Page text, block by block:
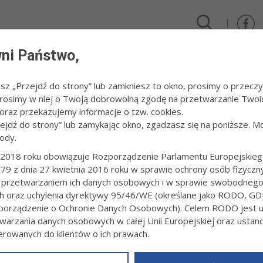
bezpieczeństwo online
ZADBAJ O SWOJE
Redakcja tarnow.pl
poruszać się po internecie, rozpoznawać oszustwa online i
warsztaty „Hoffmanówka Seniorom”, przygotowane z myślą o
Podstawową nr 1 im. Klementyny Hoffmanowej w Tarnowie. Trwają
Państwo,
„Przejdź do strony” lub zamkniesz to okno, prosimy o
w niej o Twoją dobrowolną zgodę na przetwarzanie
przekazujemy informacje o tzw. cookies.
do strony” lub zamykając okno, zgadzasz się na poniższe.
roku obowiązuje Rozporządzenie Parlamentu
z dnia 27 kwietnia 2016 roku w sprawie ochrony osób
ich danych osobowych i w sprawie
oraz uchylenia dyrektywy 95/46/WE (określane jako RODO,
o Ochronie Danych Osobowych). Celem RODO jest
danych osobowych w całej Unii Europejskiej oraz
do klientów o ich prawach.
powyższym, w zakładceRODOna stroniehttps://